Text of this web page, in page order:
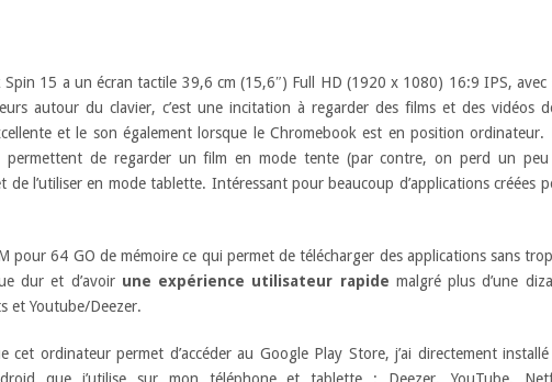
Spin 15 a un écran tactile 39,6 cm (15,6″) Full HD (1920 x 1080) 16:9 IPS, avec
autour du clavier, c’est une incitation à regarder des films et des vidéos
et le son également lorsque le Chromebook est en position ordinateur.
permettent de regarder un film en mode tente (par contre, on perd un
de l’utiliser en mode tablette. Intéressant pour beaucoup d’applications créées
pour 64 GO de mémoire ce qui permet de télécharger des applications sans
dur et d’avoir une expérience utilisateur rapide malgré plus d’une
et Youtube/Deezer.
cet ordinateur permet d’accéder au Google Play Store, j’ai directement installé